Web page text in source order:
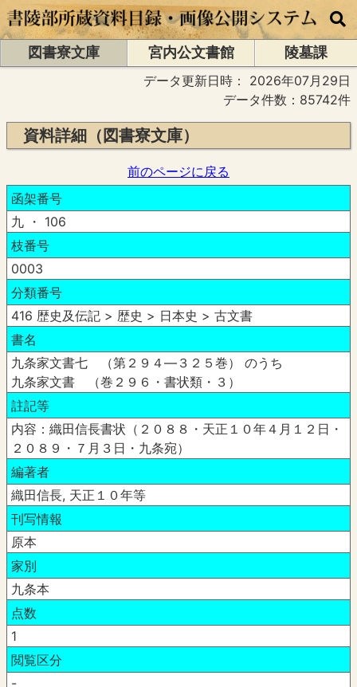
図書寮文庫 宮内公文書館
陵墓課
データ更新日時： 2026年07月29日
データ件数：85742件
資料詳細（図書寮文庫）
前のページに戻る
函架番号
九 ・ 106
枝番号
0003
分類番号
416 歴史及伝記 > 歴史 > 日本史 > 古文書
書名
九条家文書七 （第２９４―３２５巻） のうち
九条家文書 （巻２９６・書状類・３）
註記等
内容：織田信長書状（２０８８・天正１０年４月１２日・
２０８９・７月３日・九条宛）
編著者
織田信長, 天正１０年等
刊写情報
原本
家別
九条本
点数
1
閲覧区分
-